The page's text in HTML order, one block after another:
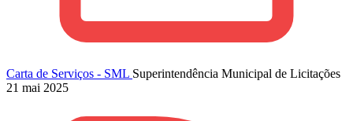
Carta de Serviços - SML Superintendência Municipal de Licitações
21 mai 2025